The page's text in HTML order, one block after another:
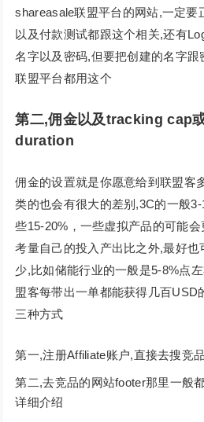
shareasale联盟平台的网站,一定要
以及付款测试都跟这个相关,还有
名字以及密码,但要把创建的名字
联盟平台都用这个
第二,佣金以及tracking cap
duration
佣金的设置就是你愿意给到联盟客
类的也会有很大的差别,3C的一般
些15-20%，一些虚拟产品的可能
考量自己的投入产出比之外,最好也
少,比如储能行业的一般是5-8%点
盟客每带出一单都能获得几百USD
三种方式
第一,注册Affiliate账户,直接去搜竞品
第二,去竞品的网站footer那里一般
详细介绍